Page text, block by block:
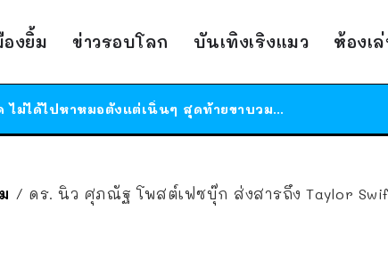
องยิ้ม ข่าวรอบโลก บันเทิงเริงแมว ห้องเ
ร้านอาหารในนิวยอร์กประกาศปิดตัวลง หลังอยู่มานานกว่า 45 ปี ติดป้ายขอบคุณลูกค้าทุกคน แถมสูตรทำไวท์ซอสให้แบบจัดเต็ม
ได้เวลาเด็กหนวดรวมตัว RF Online Next เปิดให้เล่นแล้ว เกม Sci-Fi MMORPG ระดับตำนาน เล่นได้ทั้งมือถือและ PC
/ ดร. นิว ศุภณัฐ โพสต์เฟซบุ๊ก ส่งสารถึง Taylor Swift “ให้ระวังนัก